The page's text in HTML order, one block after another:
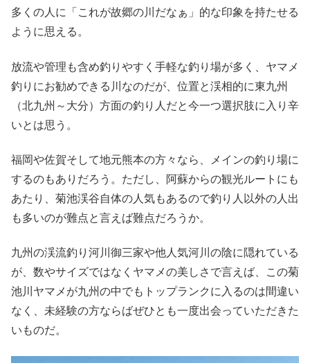
多くの人に「これが故郷の川だなぁ」的な印象を持たせる
ように思える。
放流や管理も含め釣りやすく手軽な釣り場が多く、ヤマメ
釣りにお勧めできる川なのだが、位置と渓相的に東九州
（北九州～大分）方面の釣り人だと今一つ選択肢に入り辛
いとは思う。
福岡や佐賀そして地元熊本の方々なら、メインの釣り場に
するのもありだろう。ただし、阿蘇からの観光ルートにも
あたり、菊池渓谷自体の人気もあるので釣り人以外の人出
も多いのが難点と言えば難点だろうか。
九州の渓流釣り河川御三家や他人気河川の陰に隠れている
が、数やサイズではなくヤマメの美しさで言えば、この菊
池川ヤマメが九州の中でもトップランクに入るのは間違い
なく、未経験の方ならばぜひとも一度出会っていただきた
いものだ。